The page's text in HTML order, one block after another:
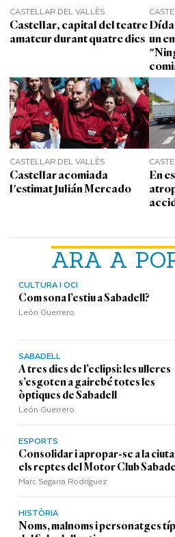
ARA A
CULTURA I OCI
Com sona l’estiu a Sabadell?
León Guerrero
SABADELL
A tres dies de l’eclipsi: les ulleres
s’esgoten a gairebé totes les
òptiques de Sabadell
León Guerrero
ESPORTS
Consolidar i apropar-se a la
els reptes del Motor Club
Marc Segarra Rodríguez
HISTÒRIA
Noms, malnoms i personatges
CASTELLAR DEL VALLÈS
Castellar, capital del teatre
amateur durant quatre dies un
CASTELLAR DEL VALLÈS
Castellar acomiada
l'estimat Julián Mercado
En